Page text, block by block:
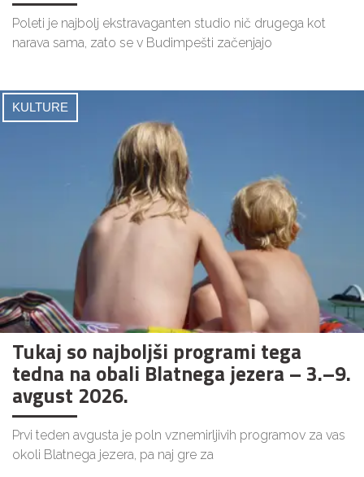
Poleti je najbolj ekstravaganten studio nič drugega kot
narava sama, zato se v Budimpešti začenjajo
KULTURE
Tukaj so najboljši programi tega
tedna na obali Blatnega jezera – 3.–9.
avgust 2026.
Prvi teden avgusta je poln vznemirljivih programov za vas
okoli Blatnega jezera, pa naj gre za